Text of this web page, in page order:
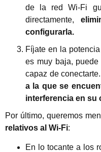
de la red Wi-Fi
directamente,
configurarla.
Fíjate en la
es muy baja,
capaz de conectarte.
a la que se
interferencia en su
Por último, queremos
relativos al Wi-Fi:
En lo tocante a los